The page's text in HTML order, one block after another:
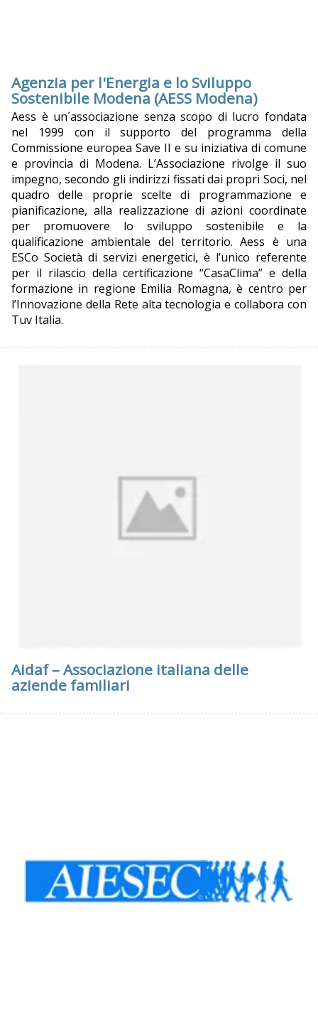
Agenzia per l'Energia e lo Sviluppo
Sostenibile Modena (AESS Modena)
Aess è un´associazione senza scopo di lucro fondata
nel 1999 con il supporto del programma della
Commissione europea Save II e su iniziativa di comune
e provincia di Modena. L’Associazione rivolge il suo
impegno, secondo gli indirizzi fissati dai propri Soci, nel
quadro delle proprie scelte di programmazione e
pianificazione, alla realizzazione di azioni coordinate
per promuovere lo sviluppo sostenibile e la
qualificazione ambientale del territorio. Aess è una
ESCo Società di servizi energetici, è l’unico referente
per il rilascio della certificazione “CasaClima” e della
formazione in regione Emilia Romagna, è centro per
l’Innovazione della Rete alta tecnologia e collabora con
Tuv Italia.
Aidaf – Associazione italiana delle
aziende familiari